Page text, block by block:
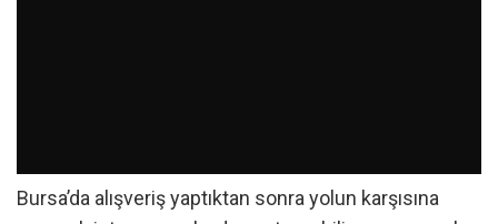
Bursa’da alışveriş yaptıktan sonra yolun karşısına